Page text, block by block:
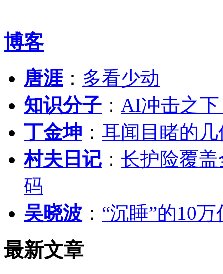
博客
唐涯： 多看少动
知识分子 ： AI冲击之
丁金坤 ： 耳闻目睹的
村夫日记 ： 长护险覆
码
吴晓波 ： “沉睡”的10
最新文章